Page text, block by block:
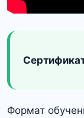
Формат